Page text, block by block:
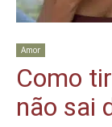
Amor
Como
não sai